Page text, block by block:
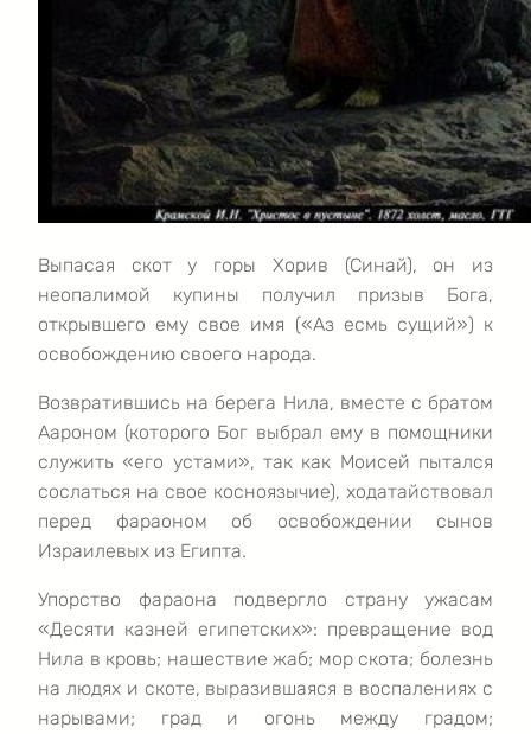
Выпасая скот у горы Хорив (Синай), он из
неопалимой купины получил призыв Бога,
открывшего ему свое имя («Аз есмь сущий») к
освобождению своего народа.
Возвратившись на берега Нила, вместе с братом
Аароном (которого Бог выбрал ему в помощники
служить «его устами», так как Моисей пытался
сослаться на свое косноязычие), ходатайствовал
перед фараоном об освобождении сынов
Израилевых из Египта.
Упорство фараона подвергло страну ужасам
«Десяти казней египетских»: превращение вод
Нила в кровь; нашествие жаб; мор скота; болезнь
на людях и скоте, выразившаяся в воспалениях с
нарывами; град и огонь между градом;